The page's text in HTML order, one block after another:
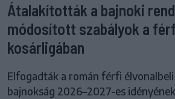
Átalakították a bajnoki
módosított szabályok a
kosárligában
Elfogadták a román férfi
bajnokság 2026–2027-es idényének